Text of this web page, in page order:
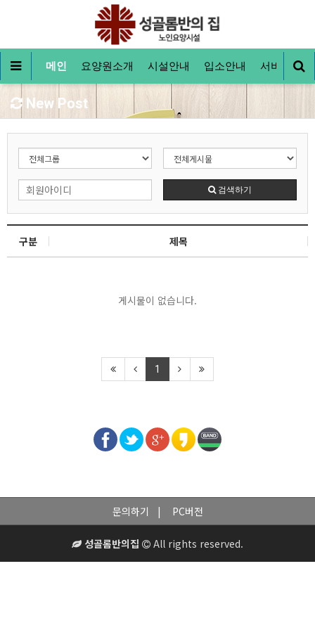
메인 요양원소개 시설안내 입소안내 서비스안내
New Post
검색하기
구분 제목
게시물이 없습니다.
1
문의하기 PC버전
성골롬반의집 All rights reserved.